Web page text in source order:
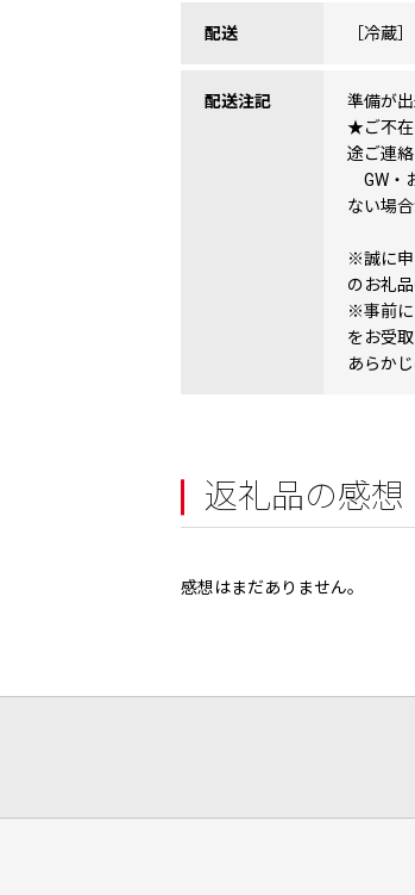
配送 ［冷蔵］
配送注記
準備が
★ご不在
途ご連絡
GW・
ない場合
※誠に申
のお礼
※事前に
をお受
あらか
返礼品の感想
感想はまだありません。